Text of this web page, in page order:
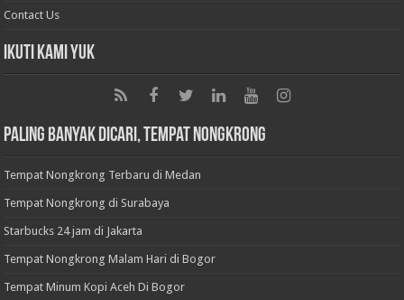
Contact Us
Ikuti Kami Yuk
Paling Banyak Dicari, Tempat Nongkrong
Tempat Nongkrong Terbaru di Medan
Tempat Nongkrong di Surabaya
Starbucks 24 jam di Jakarta
Tempat Nongkrong Malam Hari di Bogor
Tempat Minum Kopi Aceh Di Bogor